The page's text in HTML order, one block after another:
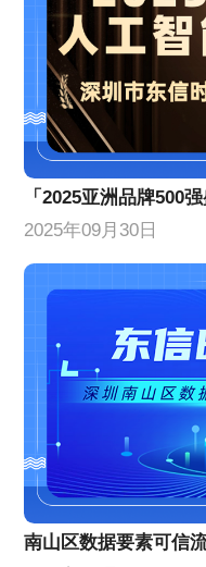
2025年09月30日
南山区数据要素可信